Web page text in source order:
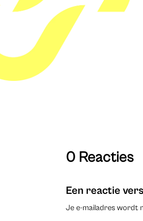
0 Reacties
Een reactie
Je e-mailadres wordt